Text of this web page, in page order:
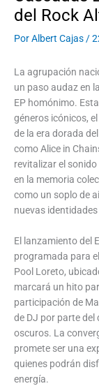
del Rock
PorAlbert Cajas /
La agrupación
un paso audaz en
EP homónimo.
géneros icónicos,
de la era dorada
como Alice in
revitalizar el
en la memoria
como un soplo de
nuevas
El lanzamiento del
programada para
Pool Loreto,
marcará un hito
participación de
de DJ por parte del
oscuros. La
promete ser una
quienes podrán
energía.